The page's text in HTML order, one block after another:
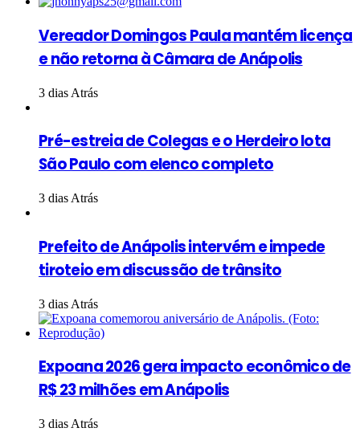
Vereador Domingos Paula mantém licença
e não retorna à Câmara de Anápolis
3 dias Atrás
Pré-estreia de Colegas e o Herdeiro lota
São Paulo com elenco completo
3 dias Atrás
Prefeito de Anápolis intervém e impede
tiroteio em discussão de trânsito
3 dias Atrás
Expoana 2026 gera impacto econômico de
R$ 23 milhões em Anápolis
3 dias Atrás